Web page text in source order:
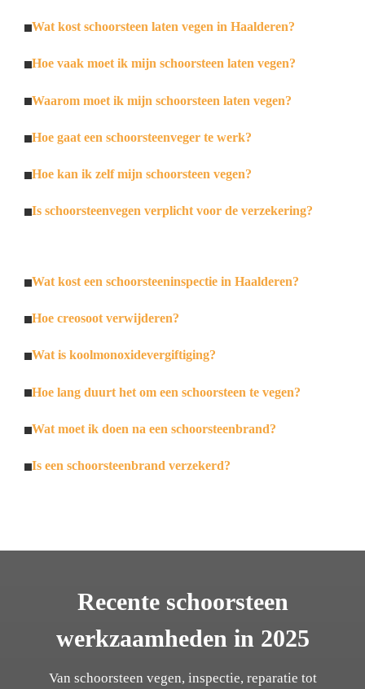
Wat kost schoorsteen laten vegen in Haalderen?
Hoe vaak moet ik mijn schoorsteen laten vegen?
Waarom moet ik mijn schoorsteen laten vegen?
Hoe gaat een schoorsteenveger te werk?
Hoe kan ik zelf mijn schoorsteen vegen?
Is schoorsteenvegen verplicht voor de verzekering?
Wat kost een schoorsteeninspectie in Haalderen?
Hoe creosoot verwijderen?
Wat is koolmonoxidevergiftiging?
Hoe lang duurt het om een schoorsteen te vegen?
Wat moet ik doen na een schoorsteenbrand?
Is een schoorsteenbrand verzekerd?
Recente schoorsteen
werkzaamheden in 2025
Van schoorsteen vegen, inspectie, reparatie tot